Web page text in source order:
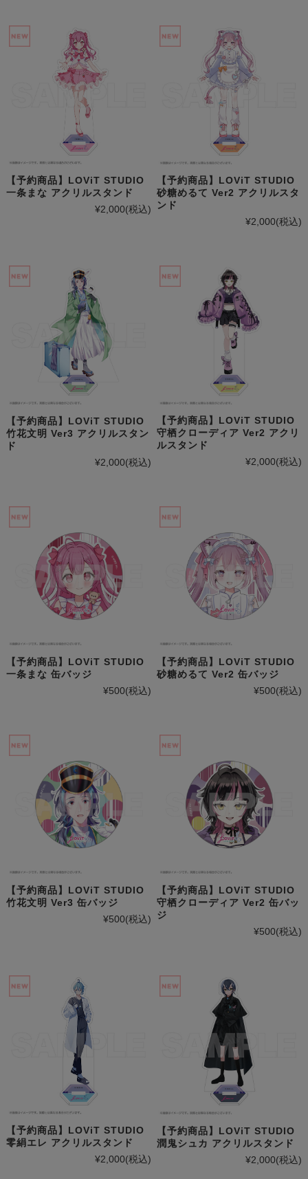
【予約商品】LOViT STUDIO
一条まな アクリルスタンド
¥2,000(税込)
【予約商品】LOViT STUDIO
砂糖めるて Ver2 アクリルスタ
ンド
¥2,000(税込)
【予約商品】LOViT STUDIO
竹花文明 Ver3 アクリルスタン
ド
¥2,000(税込)
【予約商品】LOViT STUDIO
守栖クローディア Ver2 アクリ
ルスタンド
¥2,000(税込)
【予約商品】LOViT STUDIO
一条まな 缶バッジ
¥500(税込)
【予約商品】LOViT STUDIO
砂糖めるて Ver2 缶バッジ
¥500(税込)
【予約商品】LOViT STUDIO
竹花文明 Ver3 缶バッジ
¥500(税込)
【予約商品】LOViT STUDIO
守栖クローディア Ver2 缶バッ
ジ
¥500(税込)
【予約商品】LOViT STUDIO
零絹エレ アクリルスタンド
¥2,000(税込)
【予約商品】LOViT STUDIO
潤鬼シュカ アクリルスタンド
¥2,000(税込)